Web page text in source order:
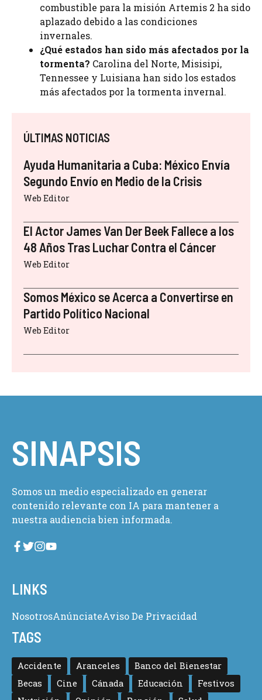
combustible para la misión Artemis 2 ha sido
aplazado debido a las condiciones
invernales.
¿Qué estados han sido más afectados por la
tormenta? Carolina del Norte, Misisipi,
Tennessee y Luisiana han sido los estados
más afectados por la tormenta invernal.
ÚLTIMAS NOTICIAS
Ayuda Humanitaria a Cuba: México Envía
Segundo Envío en Medio de la Crisis
Web Editor
El Actor James Van Der Beek Fallece a los
48 Años Tras Luchar Contra el Cáncer
Web Editor
Somos México se Acerca a Convertirse en
Partido Político Nacional
Web Editor
SINAPSIS
Somos un medio especializado en generar
contenido relevante con IA para mantener a
nuestra audiencia bien informada.
LINKS
NosotrosAnúnciateAviso De Privacidad
TAGS
Accidente Aranceles
Banco del Bienestar
Becas
Cine Cánada Educación
Festivos